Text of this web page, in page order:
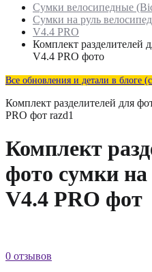
Сумки велосипедные
Сумки на руль
V4.4 PRO
Комплект разделителей
V4.4 PRO фото
Все обновления и детали в блоге
Комплект разделителей для
PRO фот razd1
Комплект
фото сумки
V4.4 PRO фот
0 отзывов